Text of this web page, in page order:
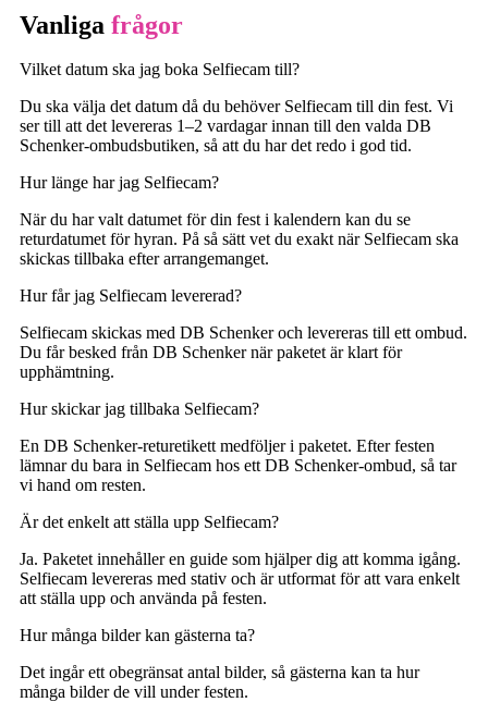
Vanliga frågor
Vilket datum ska jag boka Selfiecam till?
Du ska välja det datum då du behöver Selfiecam till din fest. Vi
ser till att det levereras 1–2 vardagar innan till den valda DB
Schenker-ombudsbutiken, så att du har det redo i god tid.
Hur länge har jag Selfiecam?
När du har valt datumet för din fest i kalendern kan du se
returdatumet för hyran. På så sätt vet du exakt när Selfiecam ska
skickas tillbaka efter arrangemanget.
Hur får jag Selfiecam levererad?
Selfiecam skickas med DB Schenker och levereras till ett ombud.
Du får besked från DB Schenker när paketet är klart för
upphämtning.
Hur skickar jag tillbaka Selfiecam?
En DB Schenker-returetikett medföljer i paketet. Efter festen
lämnar du bara in Selfiecam hos ett DB Schenker-ombud, så tar
vi hand om resten.
Är det enkelt att ställa upp Selfiecam?
Ja. Paketet innehåller en guide som hjälper dig att komma igång.
Selfiecam levereras med stativ och är utformat för att vara enkelt
att ställa upp och använda på festen.
Hur många bilder kan gästerna ta?
Det ingår ett obegränsat antal bilder, så gästerna kan ta hur
många bilder de vill under festen.